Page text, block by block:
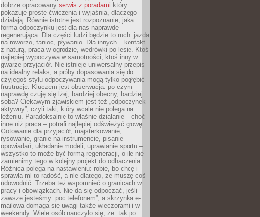
dobrze opracowany serwis z poradami który
pokazuje proste ćwiczenia i wyjaśnia, dlaczego
działają. Równie istotne jest rozpoznanie, jaka
forma odpoczynku jest dla nas naprawdę
regenerująca. Dla części ludzi będzie to ruch: jazda
na rowerze, taniec, pływanie. Dla innych – kontakt
z naturą, praca w ogrodzie, wędrówki po lesie. Ktoś
najlepiej wypoczywa w samotności, ktoś inny w
gwarze przyjaciół. Nie istnieje uniwersalny przepis
na idealny relaks, a próby dopasowania się do
czyjegoś stylu odpoczywania mogą tylko pogłębić
frustrację. Kluczem jest obserwacja: po czym
naprawdę czuję się lżej, bardziej obecny, bardziej
sobą? Ciekawym zjawiskiem jest też „odpoczynek
aktywny”, czyli taki, który wcale nie polega na
leżeniu. Paradoksalnie to właśnie działanie – choć
inne niż praca – potrafi najlepiej odświeżyć głowę.
Gotowanie dla przyjaciół, majsterkowanie,
rysowanie, granie na instrumencie, pisanie
opowiadań, układanie modeli, uprawianie sportu –
wszystko to może być formą regeneracji, o ile nie
zamienimy tego w kolejny projekt do odhaczenia.
Różnica polega na nastawieniu: robię, bo chcę i
sprawia mi to radość, a nie dlatego, że muszę coś
udowodnić. Trzeba też wspomnieć o granicach w
pracy i obowiązkach. Nie da się odpocząć, jeśli
zawsze jesteśmy „pod telefonem”, a skrzynka e-
mailowa domaga się uwagi także wieczorami i w
weekendy. Wiele osób nauczyło się, że „tak po